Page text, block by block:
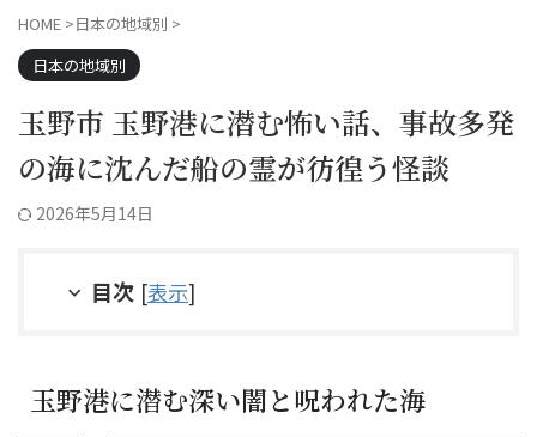
HOME >日本の地域別 >
日本の地域別
玉野市 玉野港に潜む怖い話、事故多発
の海に沈んだ船の霊が彷徨う怪談
2026年5月14日
目次 [表示]
玉野港に潜む深い闇と呪われた海